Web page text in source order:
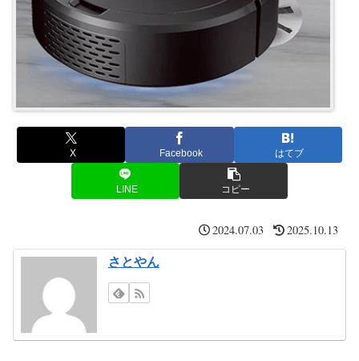
X Facebook はてブ
LINE コピー
2024.07.03 2025.10.13
さとやん